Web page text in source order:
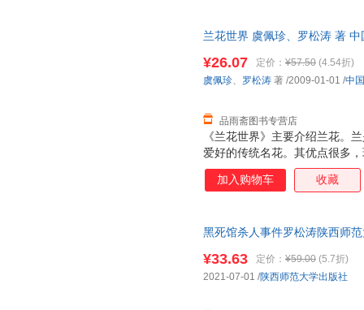
长”（郑燮：“题兰”诗）是也。
兰花世界 虞佩珍、罗松涛 著
《兰花世界》主要介绍兰花。
爱好的传统名花。其优点很多
色清、姿清、韵清”（董必武语
清而不聚，随风徐徐飘来，令
长”（郑燮：“题兰”诗）是也。
¥26.07 定价： ¥57.50 (4.54折)
品雨斋图书专营店
虞佩珍、 罗松涛 著 /2009-01-01 /中
加入购物车 收藏
黑死馆杀人事件罗松涛陕西师范
¥33.63 定价： ¥59.00 (5.7折)
2021-07-01 /陕西师范大学出版社